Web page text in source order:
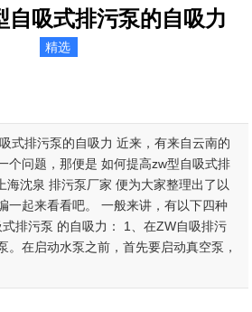
自吸式排污泵的自吸力
精选
式排污泵的自吸力 近来，有来自云南的
个问题，那便是 如何提高zw型自吸式排
海沈泉 排污泵厂家 便为大家整理出了以
一起来看看吧。 一般来讲，有以下四种
排污泵 的自吸力： 1、在ZW自吸排污
。在启动水泵之前，首先要启动真空泵，